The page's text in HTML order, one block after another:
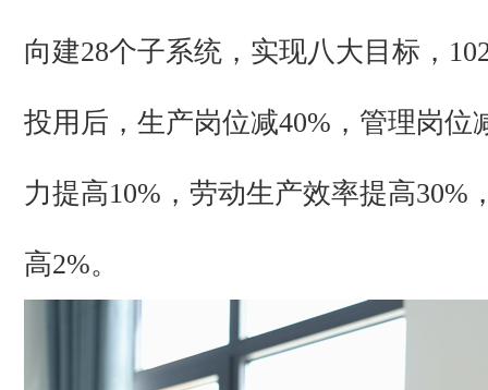
向建28个子系统，实现八大目标，
投用后，生产岗位减40%，管理岗位
力提高10%，劳动生产效率提高30%
高2%。